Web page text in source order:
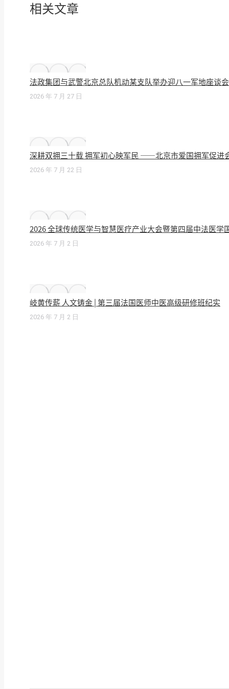
相关文章
法政集团与武警北京总队机动某支队举办迎八一军地座谈会
2026 年 7 月 27 日
深耕双拥三十载 拥军初心映军民 ——北京市爱国拥军促进
2026 年 7 月 22 日
2026 全球传统医学与智慧医疗产业大会暨第四届中法医学
2026 年 7 月 2 日
岐黄传薪 人文铸金 | 第三届法国医师中医高级研修班纪实
2026 年 7 月 2 日